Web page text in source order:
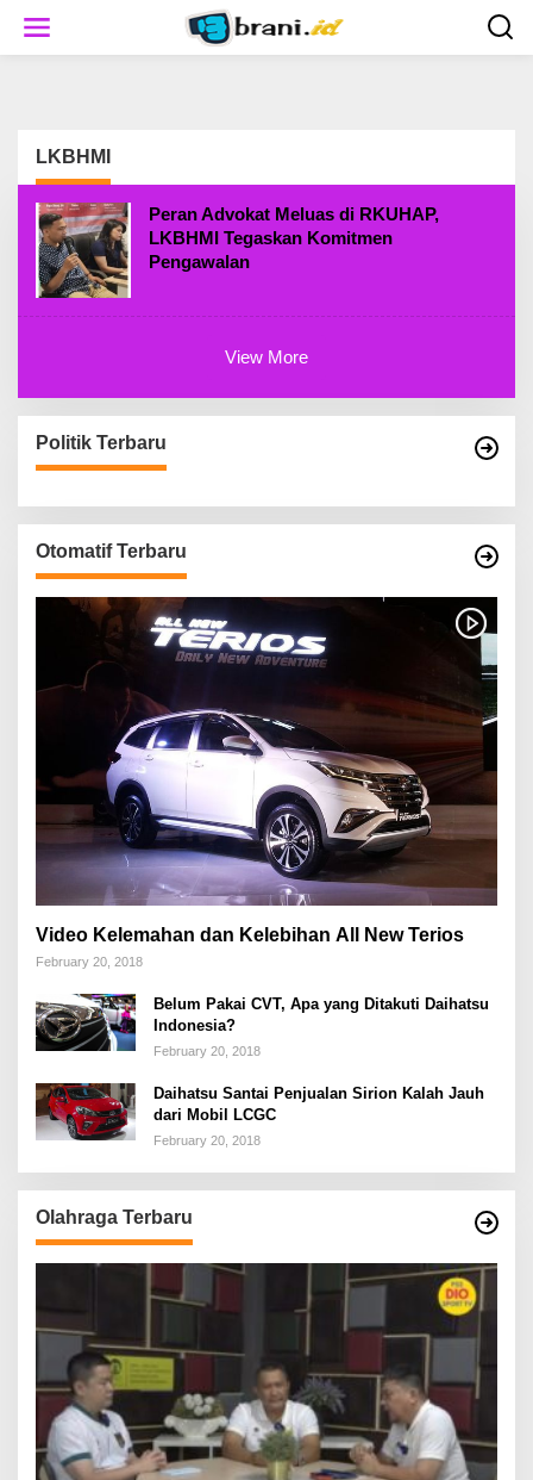
i
LKBHMI
Peran Advokat Meluas di RKUHAP,
LKBHMI Tegaskan Komitmen
Pengawalan
View More
Politik Terbaru
Otomatif Terbaru
Video Kelemahan dan Kelebihan All New Terios
February 20, 2018
Belum Pakai CVT, Apa yang Ditakuti Daihatsu
Indonesia?
February 20, 2018
Daihatsu Santai Penjualan Sirion Kalah Jauh
dari Mobil LCGC
February 20, 2018
Olahraga Terbaru